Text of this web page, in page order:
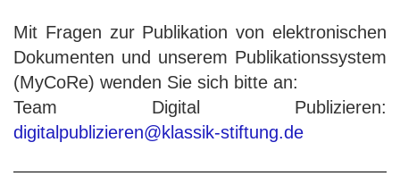
Mit Fragen zur Publikation von elektronischen
Dokumenten und unserem Publikationssystem
(MyCoRe) wenden Sie sich bitte an:
Team Digital Publizieren:
digitalpublizieren@klassik-stiftung.de